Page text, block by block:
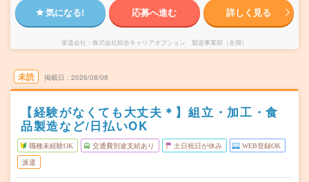
気になる! 応募へ進む 詳しく見る
派遣会社 株式会社綜合キャリアオプション 製造事業部（全国）
未読 掲載日 2026/08/08
【経験がなくても大丈夫＊】組立・加工・食
品製造など/日払いOK
職種未経験OK 交通費別途支給あり 土日祝日が休み WEB登録OK
派遣